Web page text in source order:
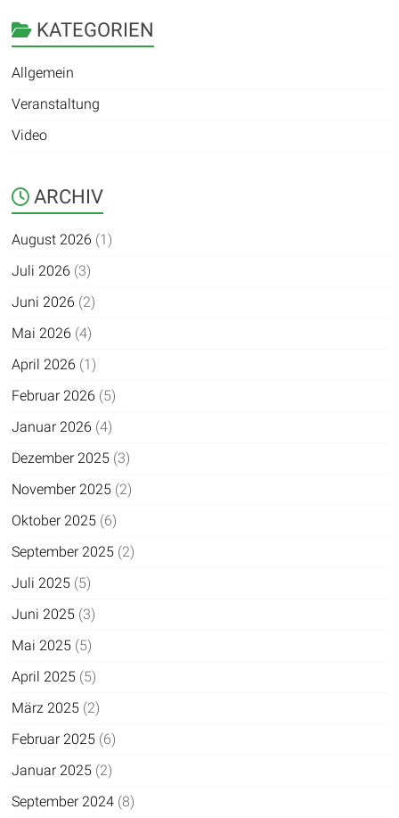
KATEGORIEN
Allgemein
Veranstaltung
Video
ARCHIV
August 2026 (1)
Juli 2026 (3)
Juni 2026 (2)
Mai 2026 (4)
April 2026 (1)
Februar 2026 (5)
Januar 2026 (4)
Dezember 2025 (3)
November 2025 (2)
Oktober 2025 (6)
September 2025 (2)
Juli 2025 (5)
Juni 2025 (3)
Mai 2025 (5)
April 2025 (5)
März 2025 (2)
Februar 2025 (6)
Januar 2025 (2)
September 2024 (8)